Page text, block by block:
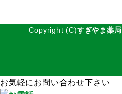
Copyright (C)すぎやま薬局
お気軽にお問い合わせ下さい